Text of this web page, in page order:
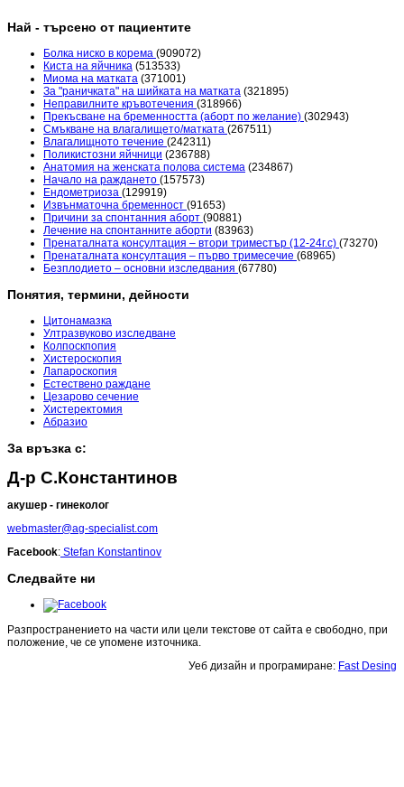
Най - търсено от пациентите
Болка ниско в корема (909072)
Киста на яйчника (513533)
Миома на матката (371001)
За "раничката" на шийката на матката (321895)
Неправилните кръвотечения (318966)
Прекъсване на бременността (аборт по желание) (302943)
Смъкване на влагалището/матката (267511)
Влагалищното течение (242311)
Поликистозни яйчници (236788)
Анатомия на женската полова система (234867)
Начало на раждането (157573)
Ендометриоза (129919)
Извънматочна бременност (91653)
Причини за спонтанния аборт (90881)
Лечение на спонтанните аборти (83963)
Пренаталната консултация – втори триместър (12-24г.с) (73270)
Пренаталната консултация – първо тримесечие (68965)
Безплодието – основни изследвания (67780)
Понятия, термини, дейности
Цитонамазка
Ултразвуково изследване
Колпоскпопия
Хистероскопия
Лапароскопия
Естествено раждане
Цезарово сечение
Хистеректомия
Абразио
За връзка с:
Д-р С.Константинов
акушер - гинеколог
webmaster@ag-specialist.com
Facebook: Stefan Konstantinov
Следвайте ни
Разпространението на части или цели текстове от сайта е свободно, при
положение, че се упомене източника.
Уеб дизайн и програмиране: Fast Desing